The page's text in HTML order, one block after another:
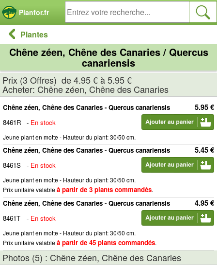
Planfor.fr
Plantes
Chêne zéen, Chêne des Canaries / Quercus
canariensis
Prix (3 Offres) de 4.95 € à 5.95 €
Acheter: Chêne zéen, Chêne des Canaries
5.95 €
Chêne zéen, Chêne des Canaries - Quercus canariensis
8461R
- En stock
Jeune plant en motte - Hauteur du plant: 30/50 cm.
5.45 €
Chêne zéen, Chêne des Canaries - Quercus canariensis
8461S
- En stock
Jeune plant en motte - Hauteur du plant: 30/50 cm.
Prix unitaire valableà partir de 3 plants commandés.
4.95 €
Chêne zéen, Chêne des Canaries - Quercus canariensis
8461T
- En stock
Jeune plant en motte - Hauteur du plant: 30/50 cm.
Prix unitaire valableà partir de 45 plants commandés.
Photos (5) : Chêne zéen, Chêne des Canaries
Panneau de gestion des cookies